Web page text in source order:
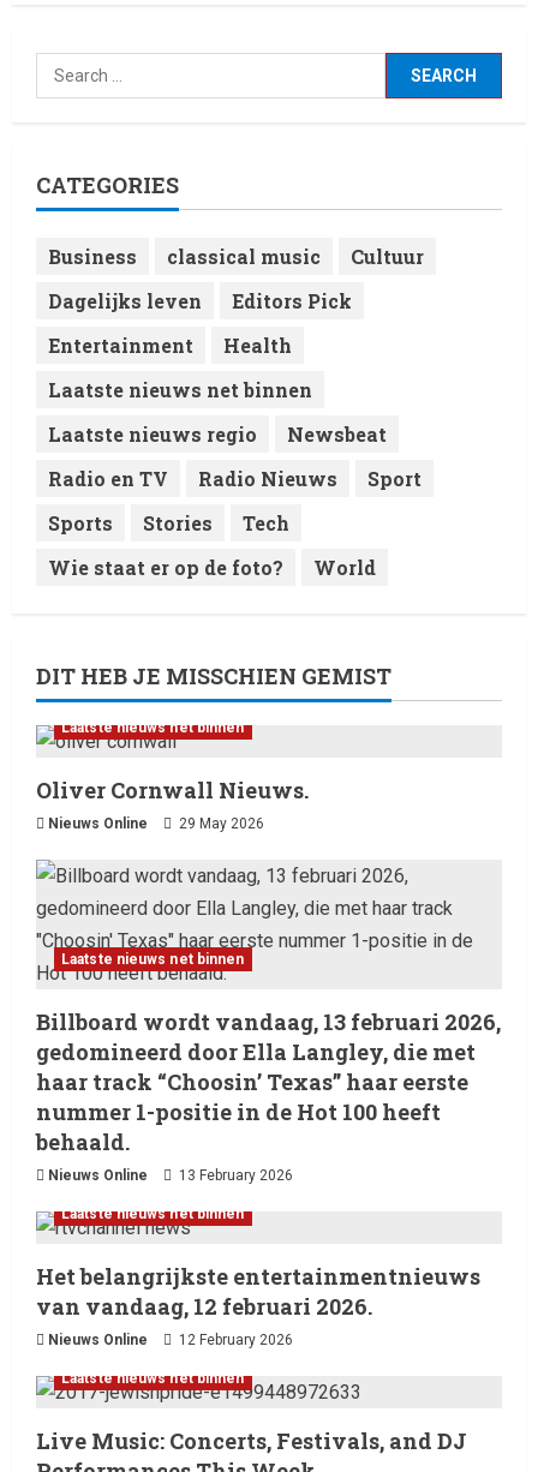
CATEGORIES
Business classical music
Cultuur
Dagelijks leven
Editors Pick
Entertainment
Health
Laatste nieuws net binnen
Laatste nieuws regio
Newsbeat
Radio en TV
Radio Nieuws
Sport
Sports
Stories
Tech
Wie staat er op de foto?
World
DIT HEB JE MISSCHIEN GEMIST
Laatste nieuws net binnen
Oliver Cornwall Nieuws.
Nieuws Online 29 May 2026
Laatste nieuws net binnen
Billboard wordt vandaag, 13 februari 2026,
gedomineerd door Ella Langley, die met
haar track “Choosin’ Texas” haar eerste
nummer 1-positie in de Hot 100 heeft
behaald.
Nieuws Online 13 February 2026
Laatste nieuws net binnen
Het belangrijkste entertainmentnieuws
van vandaag, 12 februari 2026.
Nieuws Online 12 February 2026
Laatste nieuws net binnen
Live Music: Concerts, Festivals, and DJ